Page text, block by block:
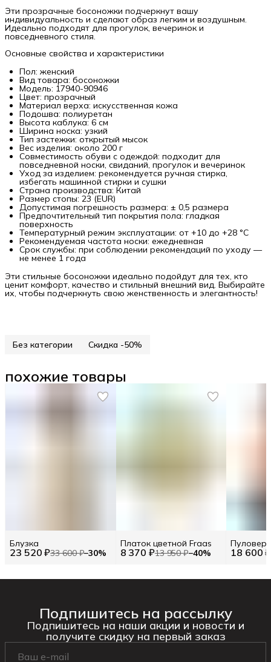
Эти прозрачные босоножки подчеркнут вашу
индивидуальность и сделают образ легким и воздушным.
Идеально подходят для прогулок, вечеринок и
повседневного стиля.
Основные свойства и характеристики
Пол: женский
Вид товара: босоножки
Модель: 17940-90946
Цвет: прозрачный
Материал верха: искусственная кожа
Подошва: полиуретан
Высота каблука: 6 см
Ширина носка: узкий
Тип застежки: открытый мысок
Вес изделия: около 200 г
Совместимость обуви с одеждой: подходит для
повседневной носки, свиданий, прогулок и вечеринок
Уход за изделием: рекомендуется ручная стирка,
избегать машинной стирки и сушки
Страна производства: Китай
Размер стопы: 23 (EUR)
Допустимая погрешность размера: ± 0,5 размера
Предпочтительный тип покрытия пола: гладкая
поверхность
Температурный режим эксплуатации: от +10 до +28 °C
Рекомендуемая частота носки: ежедневная
Срок службы: при соблюдении рекомендаций по уходу —
не менее 1 года
Эти стильные босоножки идеально подойдут для тех, кто
ценит комфорт, качество и стильный внешний вид. Выбирайте
их, чтобы подчеркнуть свою женственность и элегантность!
Без категории Скидка -50%
похожие товары
23 520 ₽33 600 ₽−30%
Блузка
8 370 ₽13 950 ₽−40%
Платок цветной Fraas
18 600 ₽
Пуловер
Подпишитесь на рассылку
Подпишитесь на наши акции и новости и
получите скидку на первый заказ